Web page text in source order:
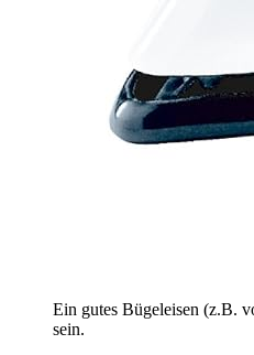
Ein gutes Bügeleisen (z.B.
sein.